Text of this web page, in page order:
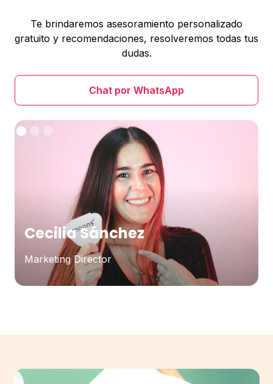
Te brindaremos asesoramiento personalizado
gratuito y recomendaciones, resolveremos todas tus
dudas.
Chat por WhatsApp
Cecilia Sánchez
Marketing Director